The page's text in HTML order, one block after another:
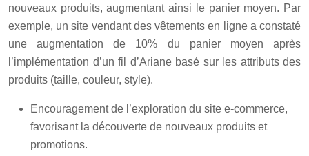
nouveaux produits, augmentant ainsi le panier moyen. Par
exemple, un site vendant des vêtements en ligne a constaté
une augmentation de 10% du panier moyen après
l’implémentation d’un fil d’Ariane basé sur les attributs des
produits (taille, couleur, style).
Encouragement de l’exploration du site e-commerce,
favorisant la découverte de nouveaux produits et
promotions.